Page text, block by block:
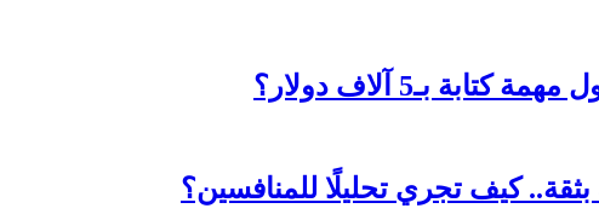
بـ5 آلاف دولار؟
بثقة.. كيف تجري تحليلًا للمنافسين؟